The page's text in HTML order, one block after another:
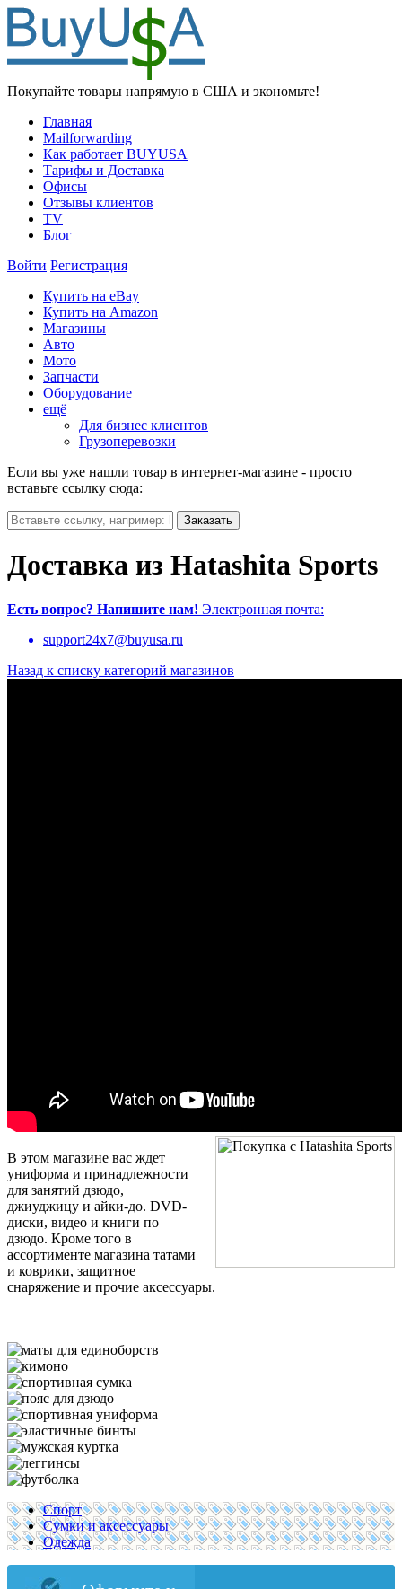
Покупайте товары напрямую в США и экономьте!
Главная
Mailforwarding
Как работает BUYUSA
Тарифы и Доставка
Офисы
Отзывы клиентов
TV
Блог
Войти Регистрация
Купить на eBay
Купить на Amazon
Магазины
Авто
Мото
Запчасти
Оборудование
ещё
Для бизнес клиентов
Грузоперевозки
Если вы уже нашли товар в интернет-магазине - просто
вставьте ссылку сюда:
Доставка из Hatashita Sports
Есть вопрос? Напишите нам! Электронная почта:
support24x7@buyusa.ru
Назад к списку категорий магазинов
В этом магазине вас ждет
униформа и принадлежности
для занятий дзюдо,
джиуджицу и айки-до. DVD-
диски, видео и книги по
дзюдо. Кроме того в
ассортименте магазина татами
и коврики, защитное
снаряжение и прочие аксессуары.
Спорт
Сумки и аксессуары
Одежда